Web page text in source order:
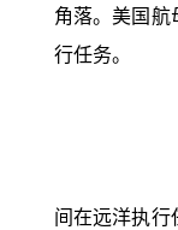
角落。美国航
行任务。
间在远洋执行